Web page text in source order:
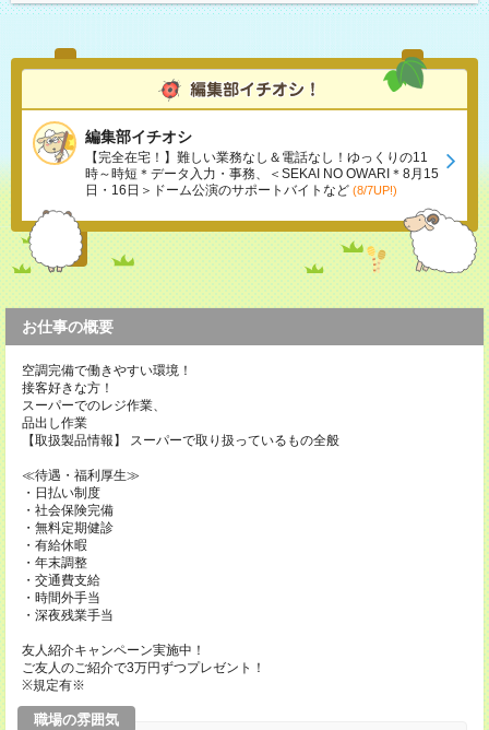
編集部イチオシ
【完全在宅！】難しい業務なし＆電話なし！ゆっくりの11
時～時短＊データ入力・事務、＜SEKAI NO OWARI＊8月15
日・16日＞ドーム公演のサポートバイトなど (8/7UP!)
お仕事の概要
空調完備で働きやすい環境！
接客好きな方！
スーパーでのレジ作業、
品出し作業
【取扱製品情報】 スーパーで取り扱っているもの全般
≪待遇・福利厚生≫
・日払い制度
・社会保険完備
・無料定期健診
・有給休暇
・年末調整
・交通費支給
・時間外手当
・深夜残業手当
友人紹介キャンペーン実施中！
ご友人のご紹介で3万円ずつプレゼント！
※規定有※
職場の雰囲気